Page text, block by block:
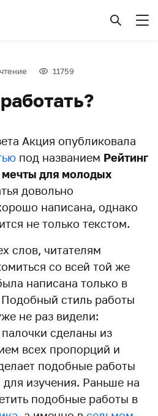
11759
Акция опубликовала
под названием Рейтинг
мечты для молодых
довольно
написана, однако
не только текстом.
слов, читателям
со всей той же
написана только в
стиль работы
не раз видели:
сделаны из
всех пропорций и
подобные работы
изучения. Раньше на
подобные работы в